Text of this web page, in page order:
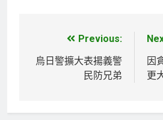
章
Previous:
烏日警擴大表揚義警
民防兄弟
因
更